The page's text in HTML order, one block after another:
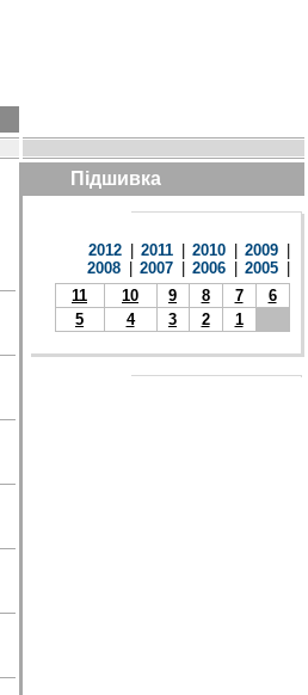
Підшивка
2012 2011 2010 2009
2008
2007 2006 2005
11
10 9 8 7
6
5
4 3 2 1